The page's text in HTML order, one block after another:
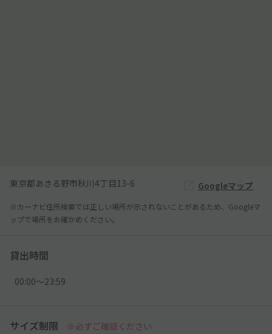
東京都あきる野市秋川4丁目13-6 Googleマップ
※カーナビ住所検索では正しい場所が示されないことがあるため、Googleマ
ップで場所をお確かめください。
貸出時間
00:00〜23:59
サイズ制限 ※必ずご確認ください